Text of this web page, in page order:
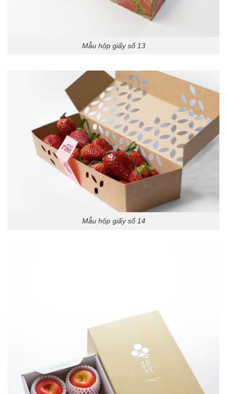
Mẫu hộp giấy số 13
Mẫu hộp giấy số 14